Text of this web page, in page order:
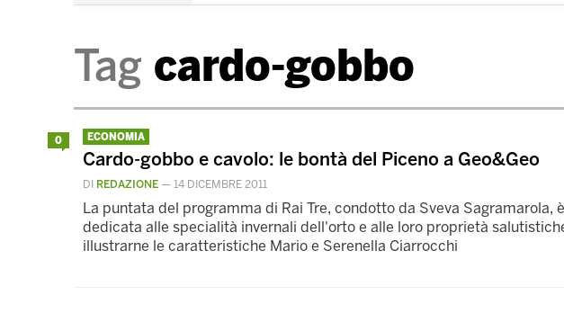
Tag cardo-gobbo
0 ECONOMIA
Cardo-gobbo e cavolo: le bontà del Piceno a Geo&Geo
DI REDAZIONE — 14 DICEMBRE 2011
La puntata del programma di Rai Tre, condotto da Sveva Sagramarola,
dedicata alle specialità invernali dell'orto e alle loro proprietà
illustrarne le caratteristiche Mario e Serenella Ciarrocchi